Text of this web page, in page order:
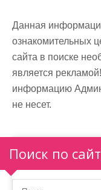
Данная
ознакомительных
сайта в поиске
является
информацию
не несет.
Поиск по